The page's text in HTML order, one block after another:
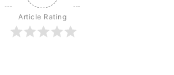
Article Rating